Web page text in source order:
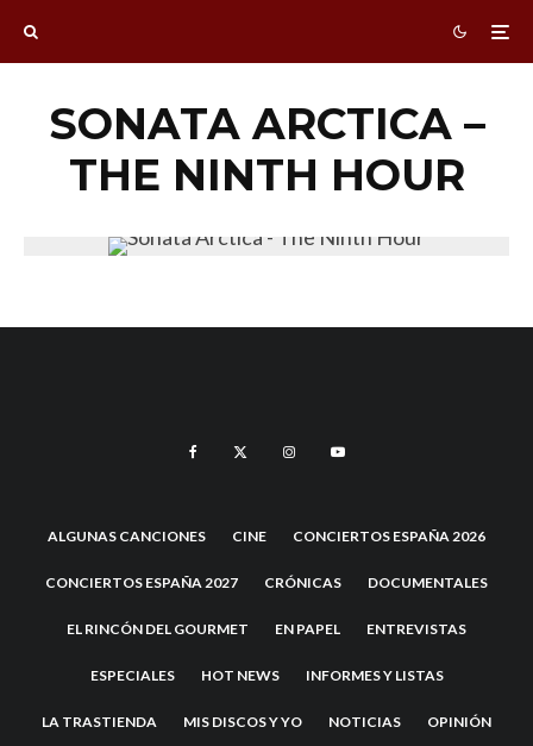
SONATA ARCTICA –
THE NINTH HOUR
ALGUNAS CANCIONES CINE CONCIERTOS ESPAÑA 2026
CONCIERTOS ESPAÑA 2027 CRÓNICAS DOCUMENTALES
EL RINCÓN DEL GOURMET EN PAPEL ENTREVISTAS
ESPECIALES HOT NEWS INFORMES Y LISTAS
LA TRASTIENDA MIS DISCOS Y YO NOTICIAS OPINIÓN